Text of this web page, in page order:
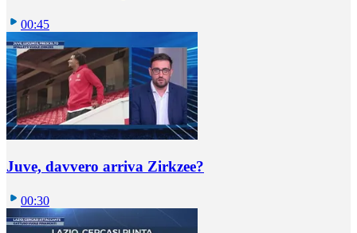
00:45
Juve, davvero arriva Zirkzee?
00:30